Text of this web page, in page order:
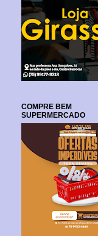
COMPRE BEM
SUPERMERCADO